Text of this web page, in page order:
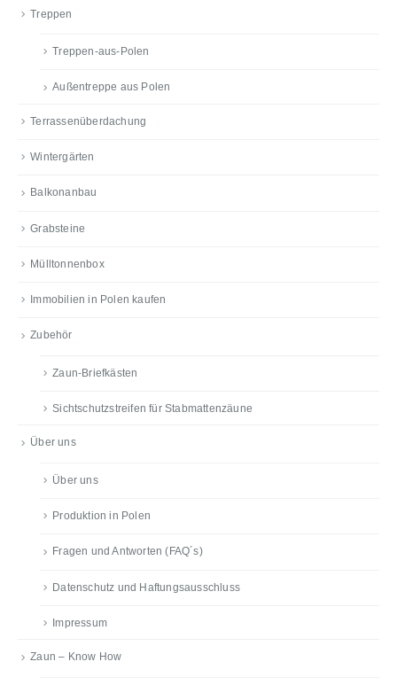
Treppen
Treppen-aus-Polen
Außentreppe aus Polen
Terrassenüberdachung
Wintergärten
Balkonanbau
Grabsteine
Mülltonnenbox
Immobilien in Polen kaufen
Zubehör
Zaun-Briefkästen
Sichtschutzstreifen für Stabmattenzäune
Über uns
Über uns
Produktion in Polen
Fragen und Antworten (FAQ´s)
Datenschutz und Haftungsausschluss
Impressum
Zaun – Know How